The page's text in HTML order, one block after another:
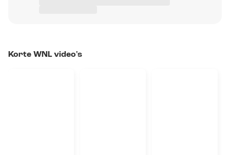
Korte WNL video's